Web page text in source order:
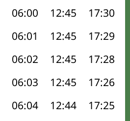
06:00 12:45 17:30
06:01 12:45 17:29
06:02 12:45 17:28
06:03 12:45 17:26
06:04 12:44 17:25